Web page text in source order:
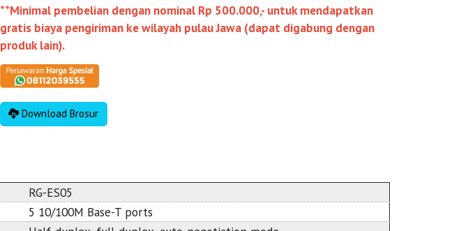
**Minimal pembelian dengan nominal Rp 500.000,- untuk mendapatkan
gratis biaya pengiriman ke wilayah pulau Jawa (dapat digabung dengan
produk lain).
Download Brosur
RG-ES05
5 10/100M Base-T ports